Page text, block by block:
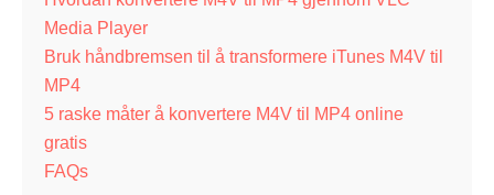
Media Player
Bruk håndbremsen til å transformere iTunes M4V til
MP4
5 raske måter å konvertere M4V til MP4 online
gratis
FAQs